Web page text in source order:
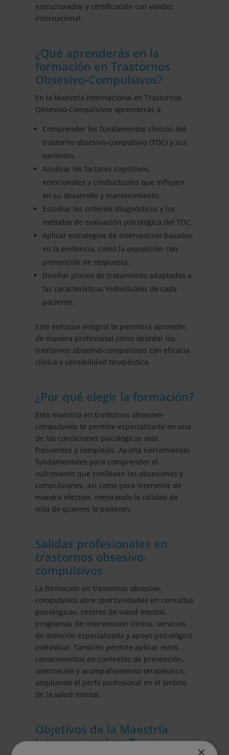
estructurados y certificación con validez
internacional.
¿Qué aprenderás en la
formación en Trastornos
Obsesivo-Compulsivos?
En la Maestría Internacional en Trastornos
Obsesivo-Compulsivos aprenderás a:
Comprender los fundamentos clínicos del
trastorno obsesivo-compulsivo (TOC) y sus
variantes.
Analizar los factores cognitivos,
emocionales y conductuales que influyen
en su desarrollo y mantenimiento.
Estudiar los criterios diagnósticos y los
métodos de evaluación psicológica del TOC.
Aplicar estrategias de intervención basadas
en la evidencia, como la exposición con
prevención de respuesta.
Diseñar planes de tratamiento adaptados a
las características individuales de cada
paciente.
Este enfoque integral te permitirá aprender
de manera profesional cómo abordar los
trastornos obsesivo-compulsivos con eficacia
clínica y sensibilidad terapéutica.
¿Por qué elegir la formación?
Esta maestría en trastornos obsesivo-
compulsivos te permite especializarte en una
de las condiciones psicológicas más
frecuentes y complejas. Aporta herramientas
fundamentales para comprender el
sufrimiento que conllevan las obsesiones y
compulsiones, así como para intervenir de
manera efectiva, mejorando la calidad de
vida de quienes lo padecen.
Salidas profesionales en
trastornos obsesivo-
compulsivos
La formación en trastornos obsesivo-
compulsivos abre oportunidades en consultas
psicológicas, centros de salud mental,
programas de intervención clínica, servicios
de atención especializada y apoyo psicológico
individual. También permite aplicar estos
conocimientos en contextos de prevención,
orientación y acompañamiento terapéutico,
ampliando el perfil profesional en el ámbito
de la salud mental.
Objetivos de la Maestría
Internacional en Trastornos